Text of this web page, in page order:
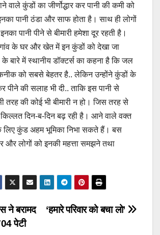
वाले कुंडों का जीर्णोद्धार कर पानी की कमी को
पानी ठंडा और साफ होता है। साथ ही लोगों
पानी पीने से बीमारी हमेशा दूर रहती है।
के घर और खेत में इन कुंडों को देखा जा
बारे में स्थानीय डॉक्टर्स का कहना है कि जल
को सबसे बेहतर है.. लेकिन उन्होंने कुंडों के
पीने की सलाह भी दी.. ताकि इस पानी से
तरह की कोई भी बीमारी न हो। जिस तरह से
किल्लत दिन-ब-दिन बढ़ रही है। आने वाले वक्त
कुंड अहम भूमिका निभा सकते हैं। बस
और लोगों को इनकी महत्ता समझने तथा
‘हमारे परिवार को बचा लो’
ने बरामद
पेटी